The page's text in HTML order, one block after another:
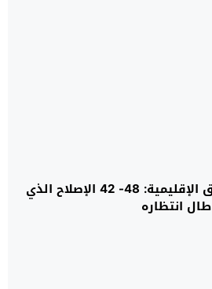
قرية العمامرة الطريق الإقليمية: 48- 42 الإصلاح الذي
طال انتظاره